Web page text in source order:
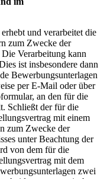
und verarbeitet die
zum Zwecke der
Verarbeitung kann
ist insbesondere dann
Bewerbungsunterlagen
per E-Mail oder über
an den für die
Schließt der für die
mit einem
zum Zwecke der
unter Beachtung der
von dem für die
mit dem
zwei